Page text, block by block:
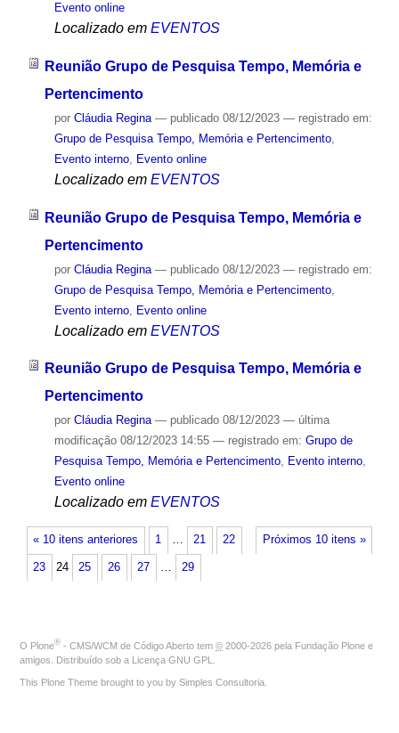
Evento online
Localizado em EVENTOS
Reunião Grupo de Pesquisa Tempo, Memória e
Pertencimento
por Cláudia Regina — publicado08/12/2023 — registrado em:
Grupo de Pesquisa Tempo, Memória e Pertencimento,
Evento interno, Evento online
Localizado em EVENTOS
Reunião Grupo de Pesquisa Tempo, Memória e
Pertencimento
por Cláudia Regina — publicado08/12/2023 — registrado em:
Grupo de Pesquisa Tempo, Memória e Pertencimento,
Evento interno, Evento online
Localizado em EVENTOS
Reunião Grupo de Pesquisa Tempo, Memória e
Pertencimento
por Cláudia Regina — publicado08/12/2023 — última
modificação08/12/2023 14:55 — registrado em: Grupo de
Pesquisa Tempo, Memória e Pertencimento, Evento interno,
Evento online
Localizado em EVENTOS
« 10 itens anteriores Próximos 10 itens »
1 … 21 22
23 24 25 26 27 … 29
O Plone® - CMS/WCM de Código Aberto tem © 2000-2026 pela Fundação Plone e
amigos. Distribuído sob a Licença GNU GPL
This Plone Theme brought to you by Simples Consultoria